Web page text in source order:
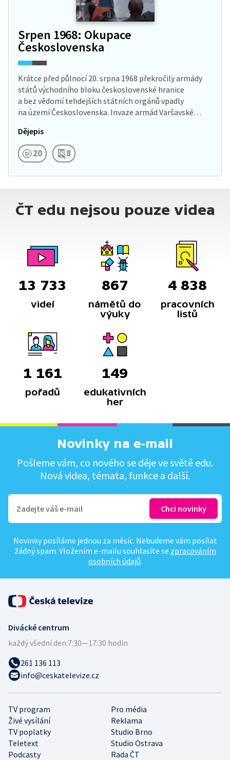
Srpen 1968: Okupace
Československa
Krátce před půlnocí 20. srpna 1968 překročily armády
států východního bloku československé hranice
a bez vědomí tehdejších státních orgánů vpadly
na území Československa. Invaze armád Varšavské…
Dějepis
20 8
ČT edu nejsou pouze videa
13 733
videí
867
námětů do
výuky
4 838
pracovních
listů
1 161
pořadů
149
edukativních
her
Novinky na e-mail
Pošleme vám, co nového se děje ve světě edu.
Nová videa, témata, funkce a další.
Novinky posíláme jednou za měsíc. Nebudeme vám posílat
žádný spam. Vložením e-mailu souhlasíte se zpracováním
osobních údajů.